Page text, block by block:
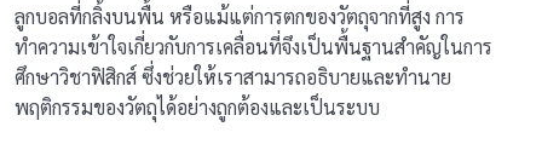
ลูกบอลที่กลิ้งบนพื้น หรือแม้แต่การตกของวัตถุจากที่สูง การ
ทำความเข้าใจเกี่ยวกับการเคลื่อนที่จึงเป็นพื้นฐานสำคัญในการ
ศึกษาวิชาฟิสิกส์ ซึ่งช่วยให้เราสามารถอธิบายและทำนาย
พฤติกรรมของวัตถุได้อย่างถูกต้องและเป็นระบบ